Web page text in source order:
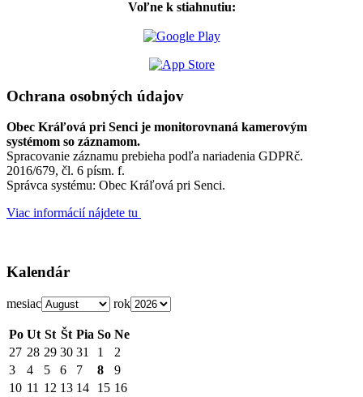
Voľne k stiahnutiu:
Ochrana osobných údajov
Obec Kráľová pri Senci je monitorovnaná kamerovým
systémom so záznamom.
Spracovanie záznamu prebieha podľa nariadenia GDPRč.
2016/679, čl. 6 písm. f.
Správca systému: Obec Kráľová pri Senci.
Viac informácií nájdete tu
Kalendár
mesiac rok
Po Ut St Št Pia So Ne
27 28 29 30 31 1
2
3
4 5 6 7 8
9
10 11 12 13 14 15 16